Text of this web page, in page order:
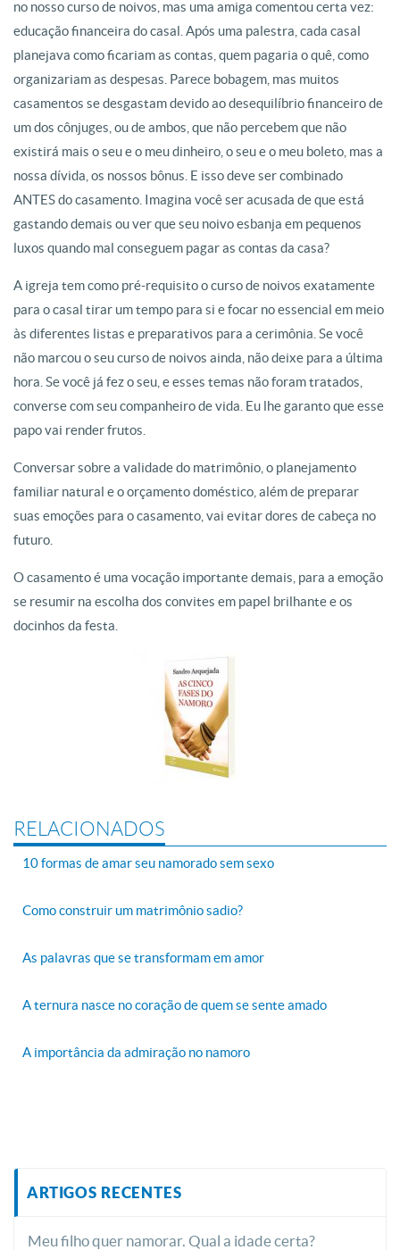
no nosso curso de noivos, mas uma amiga comentou certa vez:
educação financeira do casal. Após uma palestra, cada casal
planejava como ficariam as contas, quem pagaria o quê, como
organizariam as despesas. Parece bobagem, mas muitos
casamentos se desgastam devido ao desequilíbrio financeiro de
um dos cônjuges, ou de ambos, que não percebem que não
existirá mais o seu e o meu dinheiro, o seu e o meu boleto, mas a
nossa dívida, os nossos bônus. E isso deve ser combinado
ANTES do casamento. Imagina você ser acusada de que está
gastando demais ou ver que seu noivo esbanja em pequenos
luxos quando mal conseguem pagar as contas da casa?
A igreja tem como pré-requisito o curso de noivos exatamente
para o casal tirar um tempo para si e focar no essencial em meio
às diferentes listas e preparativos para a cerimônia. Se você
não marcou o seu curso de noivos ainda, não deixe para a última
hora. Se você já fez o seu, e esses temas não foram tratados,
converse com seu companheiro de vida. Eu lhe garanto que esse
papo vai render frutos.
Conversar sobre a validade do matrimônio, o planejamento
familiar natural e o orçamento doméstico, além de preparar
suas emoções para o casamento, vai evitar dores de cabeça no
futuro.
O casamento é uma vocação importante demais, para a emoção
se resumir na escolha dos convites em papel brilhante e os
docinhos da festa.
RELACIONADOS
10 formas de amar seu namorado sem sexo
Como construir um matrimônio sadio?
As palavras que se transformam em amor
A ternura nasce no coração de quem se sente amado
A importância da admiração no namoro
ARTIGOS RECENTES
Meu filho quer namorar. Qual a idade certa?